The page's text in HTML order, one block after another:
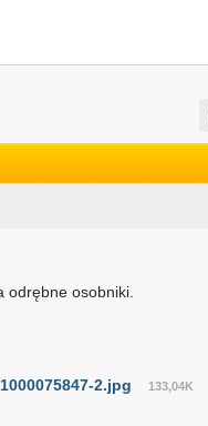
odrębne osobniki.
1000075847-2.jpg 133,04K